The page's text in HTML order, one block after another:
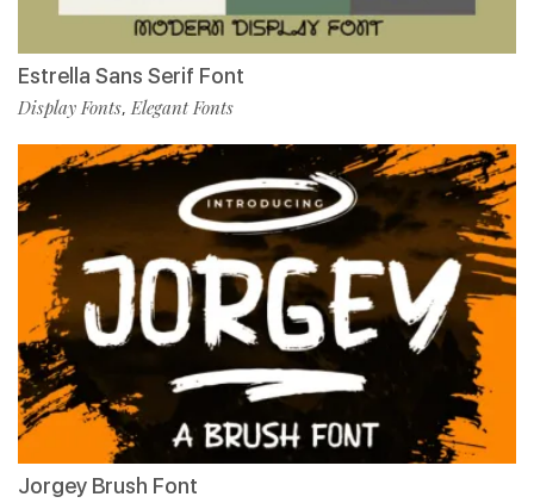
Estrella Sans Serif Font
Display Fonts, Elegant Fonts
Jorgey Brush Font